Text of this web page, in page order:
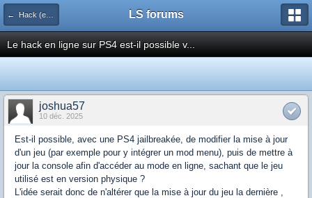
← Hack (exploits, homebrews...) LS forums
Le hack en ligne sur PS4 est-il possible v...
joshua57
10 déc. 2025
Est-il possible, avec une PS4 jailbreakée, de modifier la mise à jour
d'un jeu (par exemple pour y intégrer un mod menu), puis de mettre à
jour la console afin d'accéder au mode en ligne, sachant que le jeu
utilisé est en version physique ?
L'idée serait donc de n'altérer que la mise à jour du jeu la dernière ,